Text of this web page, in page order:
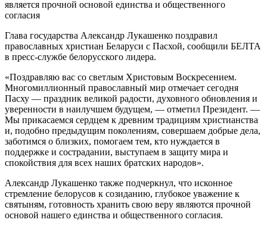
Глава государства Александр Лукашенко поздравил
православных христиан Беларуси с Пасхой, сообщили БЕЛТА
в пресс-службе белорусского лидера.
«Поздравляю вас со светлым Христовым Воскресением.
Многомиллионный православный мир отмечает сегодня
Пасху — праздник великой радости, духовного обновления и
уверенности в наилучшем будущем, — отметил Президент. —
Мы прикасаемся сердцем к древним традициям христианства
и, подобно предыдущим поколениям, совершаем добрые дела,
заботимся о близких, помогаем тем, кто нуждается в
поддержке и сострадании, выступаем в защиту мира и
спокойствия для всех наших братских народов».
Александр Лукашенко также подчеркнул, что исконное
стремление белорусов к созиданию, глубокое уважение к
святыням, готовность хранить свою веру являются прочной
основой нашего единства и общественного согласия.